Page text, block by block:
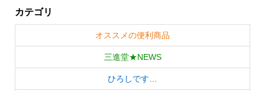
カテゴリ
オススメの便利商品
三進堂★NEWS
ひろしです…